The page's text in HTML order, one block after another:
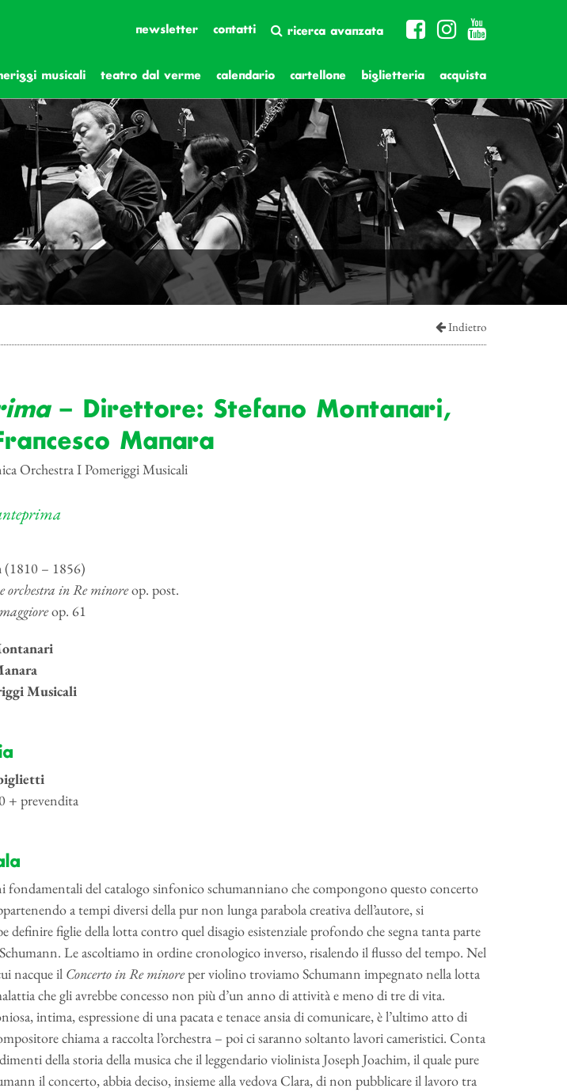
newsletter contatti ricerca avanzata
musicali teatro dal verme calendario cartellone biglietteria acquista
Indietro
– Direttore: Stefano Montanari,
Manara
Orchestra I Pomeriggi Musicali
(1810 – 1856)
orchestra in Re minoreop. post.
op. 61
Musicali
+ prevendita
fondamentali del catalogo sinfonico schumanniano che compongono questo concerto
a tempi diversi della pur non lunga parabola creativa dell’autore, si
definire figlie della lotta contro quel disagio esistenziale profondo che segna tanta parte
Le ascoltiamo in ordine cronologico inverso, risalendo il flusso del tempo. Nel
nacque il Concerto in Re minoreper violino troviamo Schumann impegnato nella lotta
che gli avrebbe concesso non più d’un anno di attività e meno di tre di vita.
intima, espressione di una pacata e tenace ansia di comunicare, è l’ultimo atto di
chiama a raccolta l’orchestra – poi ci saranno soltanto lavori cameristici. Conta
della storia della musica che il leggendario violinista Joseph Joachim, il quale pure
il concerto, abbia deciso, insieme alla vedova Clara, di non pubblicare il lavoro tra